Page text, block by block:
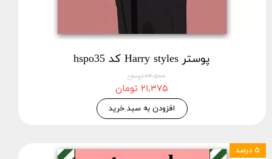
پوستر Harry styles کد hspo35
۲۲,۵۰۰ تومان
۲۱,۳۷۵ تومان
افزودن به سبد خرید
۵ درصد